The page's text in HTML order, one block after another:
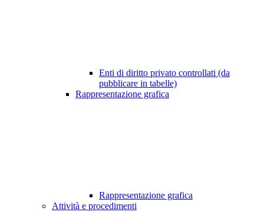
Enti di diritto privato controllati (da
pubblicare in tabelle)
Rappresentazione grafica
Rappresentazione grafica
Attività e procedimenti